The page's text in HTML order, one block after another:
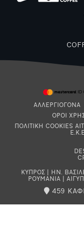
ΑΛΛΕΡΓΙΟΓΟΝΑ
ΟΡΟΙ
ΠΟΛΙΤΙΚΗ COOKIES
ΚΥΠΡΟΣ ΗΝ.
ΡΟΥΜΑΝΙΑ
459